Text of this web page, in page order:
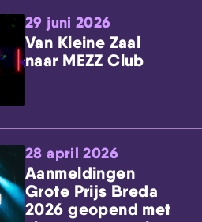
navigatie
29 juni 2026
Van Kleine Zaal
naar MEZZ Club
28 april 2026
Aanmeldingen
Grote Prijs Breda
2026 geopend met